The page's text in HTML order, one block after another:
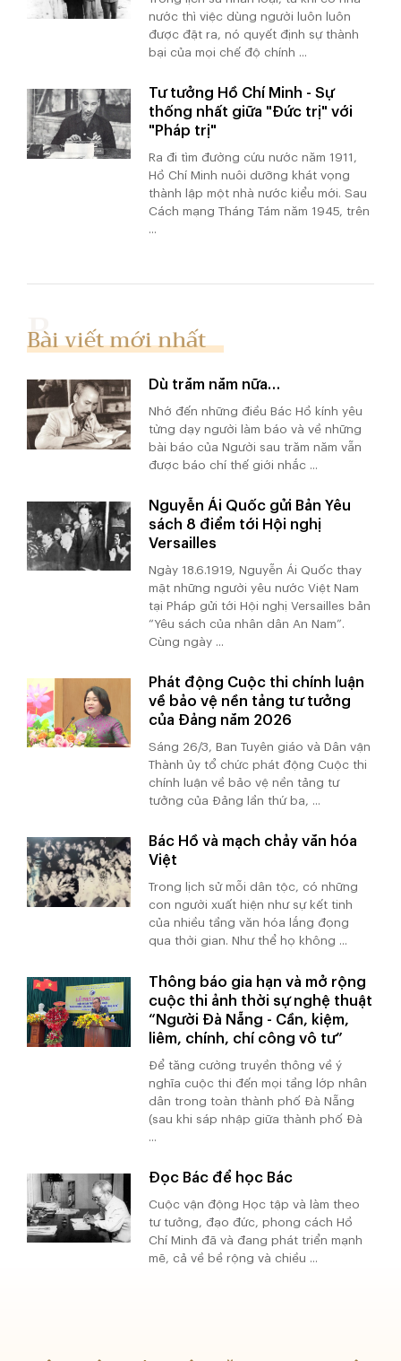
nước thì việc dùng người luôn luôn
được đặt ra, nó quyết định sự thành
bại của mọi chế độ chính ...
Tư tưởng Hồ Chí Minh - Sự
thống nhất giữa "Đức trị" với
"Pháp trị"
Ra đi tìm đường cứu nước năm 1911,
Hồ Chí Minh nuôi dưỡng khát vọng
thành lập một nhà nước kiểu mới. Sau
Cách mạng Tháng Tám năm 1945, trên
...
Bài viết mới nhất
Dù trăm năm nữa…
Nhớ đến những điều Bác Hồ kính yêu
từng dạy người làm báo và về những
bài báo của Người sau trăm năm vẫn
được báo chí thế giới nhắc ...
Nguyễn Ái Quốc gửi Bản Yêu
sách 8 điểm tới Hội nghị
Versailles
Ngày 18.6.1919, Nguyễn Ái Quốc thay
mặt những người yêu nước Việt Nam
tại Pháp gửi tới Hội nghị Versailles bản
“Yêu sách của nhân dân An Nam”.
Cùng ngày ...
Phát động Cuộc thi chính luận
về bảo vệ nền tảng tư tưởng
của Đảng năm 2026
Sáng 26/3, Ban Tuyên giáo và Dân vận
Thành ủy tổ chức phát động Cuộc thi
chính luận về bảo vệ nền tảng tư
tưởng của Đảng lần thứ ba, ...
Bác Hồ và mạch chảy văn hóa
Việt
Trong lịch sử mỗi dân tộc, có những
con người xuất hiện như sự kết tinh
của nhiều tầng văn hóa lắng đọng
qua thời gian. Như thể họ không ...
Thông báo gia hạn và mở rộng
cuộc thi ảnh thời sự nghệ thuật
“Người Đà Nẵng - Cần, kiệm,
liêm, chính, chí công vô tư”
Để tăng cường truyền thông về ý
nghĩa cuộc thi đến mọi tầng lớp nhân
dân trong toàn thành phố Đà Nẵng
(sau khi sáp nhập giữa thành phố Đà
Đọc Bác để học Bác
Cuộc vận động Học tập và làm theo
tư tưởng, đạo đức, phong cách Hồ
Chí Minh đã và đang phát triển mạnh
mẽ, cả về bề rộng và chiều ...